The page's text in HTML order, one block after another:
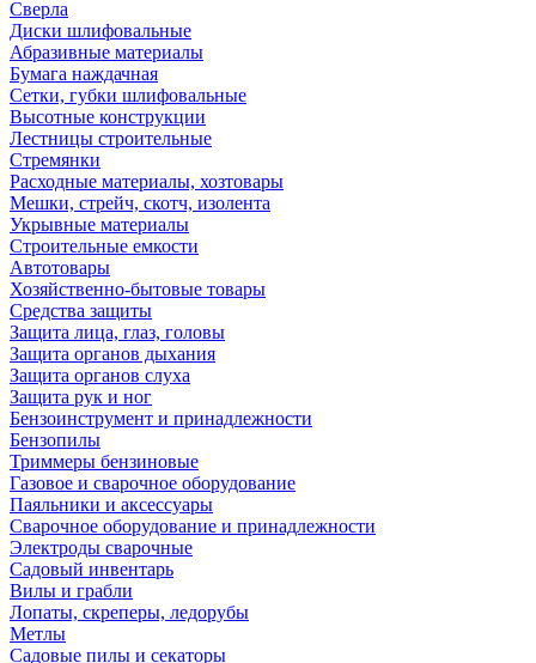
Сверла
Диски шлифовальные
Абразивные материалы
Бумага наждачная
Сетки, губки шлифовальные
Высотные конструкции
Лестницы строительные
Стремянки
Расходные материалы, хозтовары
Мешки, стрейч, скотч, изолента
Укрывные материалы
Строительные емкости
Автотовары
Хозяйственно-бытовые товары
Средства защиты
Защита лица, глаз, головы
Защита органов дыхания
Защита органов слуха
Защита рук и ног
Бензоинструмент и принадлежности
Бензопилы
Триммеры бензиновые
Газовое и сварочное оборудование
Паяльники и аксессуары
Сварочное оборудование и принадлежности
Электроды сварочные
Садовый инвентарь
Вилы и грабли
Лопаты, скреперы, ледорубы
Метлы
Садовые пилы и секаторы